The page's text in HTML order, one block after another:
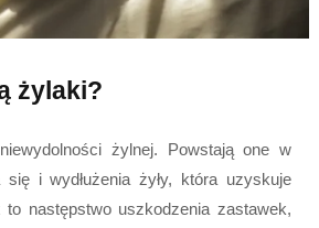
żylaki?
żylnej. Powstają one w
i wydłużenia żyły, która uzyskuje
następstwo uszkodzenia zastawek,